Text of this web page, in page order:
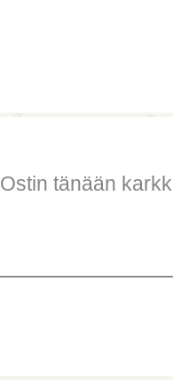
Ostin tänään